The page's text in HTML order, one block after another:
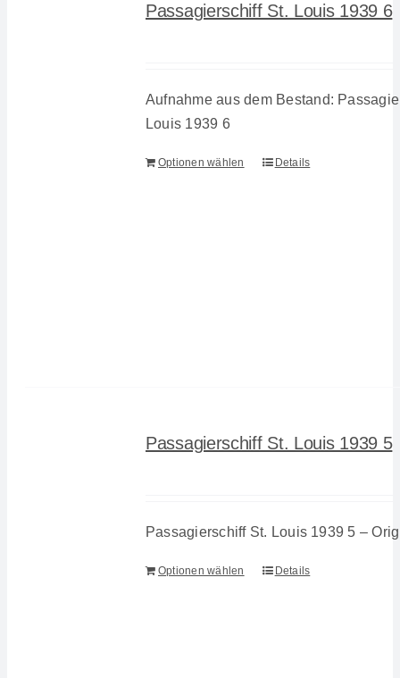
Passagierschiff St. Louis 1939 6
Aufnahme aus dem Bestand:
Louis 1939 6
Optionen wählen Details
Passagierschiff St. Louis 1939 5
Passagierschiff St. Louis 1939 5 –
Optionen wählen Details